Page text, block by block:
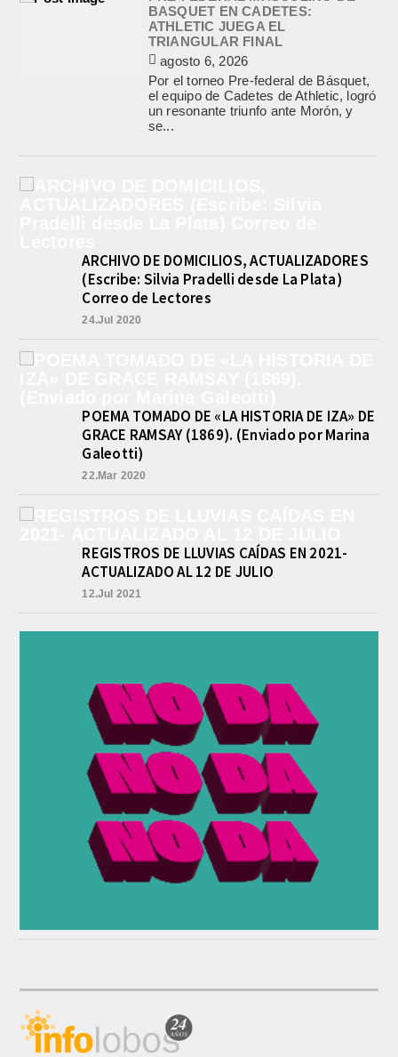
BASQUET EN CADETES:
ATHLETIC JUEGA EL
TRIANGULAR FINAL
agosto 6, 2026
Por el torneo Pre-federal de Básquet,
el equipo de Cadetes de Athletic, logró
un resonante triunfo ante Morón, y
se...
ARCHIVO DE DOMICILIOS, ACTUALIZADORES
(Escribe: Silvia Pradelli desde La Plata)
Correo de Lectores
24.Jul 2020
POEMA TOMADO DE «LA HISTORIA DE IZA» DE
GRACE RAMSAY (1869). (Enviado por Marina
Galeotti)
22.Mar 2020
REGISTROS DE LLUVIAS CAÍDAS EN 2021-
ACTUALIZADO AL 12 DE JULIO
12.Jul 2021